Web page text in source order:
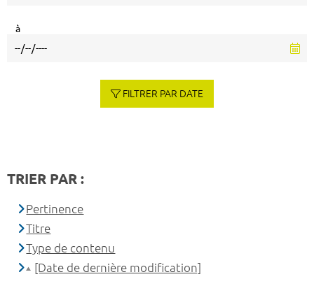
à
FILTRER PAR DATE
TRIER PAR :
Pertinence
Titre
Type de contenu
[Date de dernière modification]